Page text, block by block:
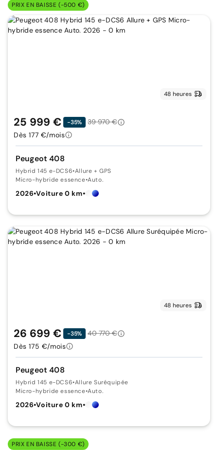
PRIX EN BAISSE (-500 €)
48 heures
Peugeot 408
Hybrid 145 e-DCS6•Allure + GPS
Micro-hybride essence•Auto.
2026•Voiture 0 km•
25 999 € -35%
39 970 €
Dès 177 €/mois
48 heures
Peugeot 408
Hybrid 145 e-DCS6•Allure Suréquipée
Micro-hybride essence•Auto.
2026•Voiture 0 km•
26 699 € -35%
40 770 €
Dès 175 €/mois
PRIX EN BAISSE (-300 €)